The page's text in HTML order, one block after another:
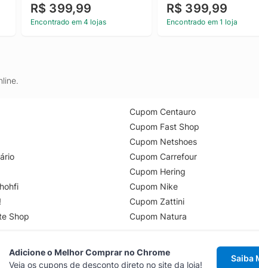
R$ 399,99
Encontrado em 4 lojas
R$ 399,99
Encontrado em 1 loja
Shop
Cupom Centauro
Cupom Fast Shop
Cupom Netshoes
Cupom Carrefour
Cupom Hering
Cupom Nike
Cupom Zattini
Cupom Natura
Adicione o Melhor Comprar no Chrome
Veja os cupons de desconto direto no site da loja!
Saiba